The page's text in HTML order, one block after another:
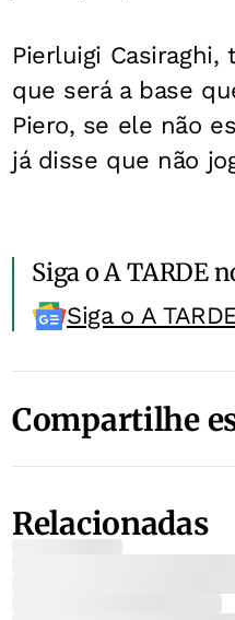
Pierluigi
que será a base
Piero, se ele não
já disse que não
Siga o A TARDE
Siga o A
Compartilhe
Relacionadas